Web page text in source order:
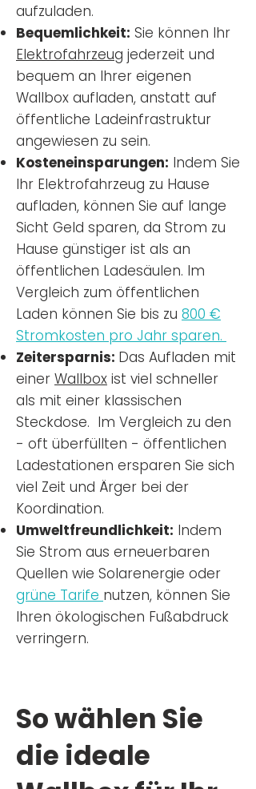
aufzuladen.
Bequemlichkeit: Sie können Ihr
Elektrofahrzeug jederzeit und
bequem an Ihrer eigenen
Wallbox aufladen, anstatt auf
öffentliche Ladeinfrastruktur
angewiesen zu sein.
Kosteneinsparungen: Indem Sie
Ihr Elektrofahrzeug zu Hause
aufladen, können Sie auf lange
Sicht Geld sparen, da Strom zu
Hause günstiger ist als an
öffentlichen Ladesäulen. Im
Vergleich zum öffentlichen
Laden können Sie bis zu 800 €
Stromkosten pro Jahr sparen.
Zeitersparnis: Das Aufladen mit
einer Wallbox ist viel schneller
als mit einer klassischen
Steckdose. Im Vergleich zu den
- oft überfüllten - öffentlichen
Ladestationen ersparen Sie sich
viel Zeit und Ärger bei der
Koordination.
Umweltfreundlichkeit: Indem
Sie Strom aus erneuerbaren
Quellen wie Solarenergie oder
grüne Tarife nutzen, können Sie
Ihren ökologischen Fußabdruck
verringern.
So wählen Sie
die ideale